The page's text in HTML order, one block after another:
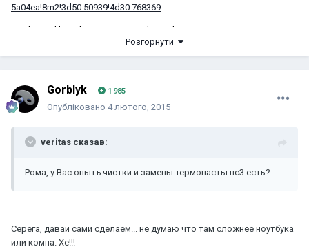
5a04ea!8m2!3d50.50939!4d30.768369
Marihuana libre, droga sexo y mucho rock!
Розгорнути
Gorblyk 1 985
Опубліковано 4 лютого, 2015
veritas сказав:
Рома, у Вас опытъ чистки и замены термопасты пс3 есть?
Серега, давай сами сделаем... не думаю что там сложнее ноутбука
или компа. Хе!!!